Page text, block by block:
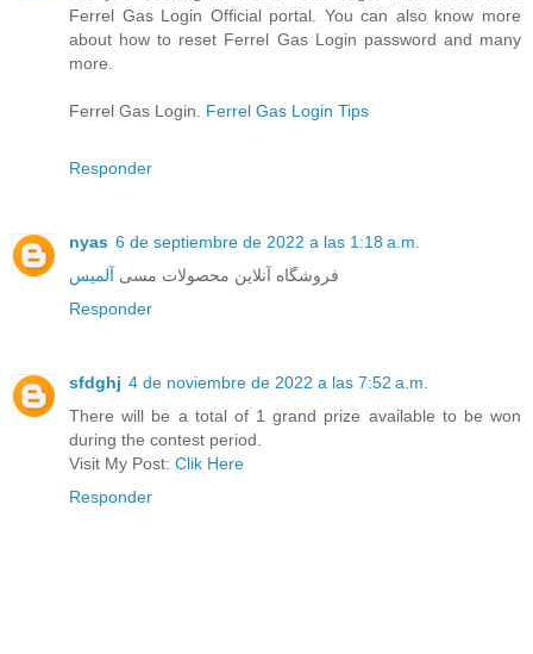
Ferrel Gas Login Official portal. You can also know more
about how to reset Ferrel Gas Login password and many
more.
Ferrel Gas Login. Ferrel Gas Login Tips
Responder
nyas 6 de septiembre de 2022 a las 1:18 a.m.
فروشگاه آنلاین محصولات مسی آلمیس
Responder
sfdghj 4 de noviembre de 2022 a las 7:52 a.m.
There will be a total of 1 grand prize available to be won
during the contest period.
Visit My Post: Clik Here
Responder